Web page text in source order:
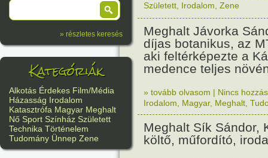
» részletes keresés
Kategóriák
Alkotás Érdekes Film/Média
Házasság Irodalom
Katasztrófa Magyar Meghalt
Nő Sport Színház Született
Technika Történelem
Tudomány Ünnep Zene
Született Irodalom Zene
Meghalt Jávorka
díjas botanikus, az
aki feltérképezte a
medence teljes
» tovább olvasom | Nincs
Irodalom
Magyar, Meghalt
Meghalt Sík Sándor,
költő, műfordító,